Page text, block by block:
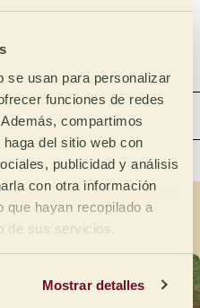
se usan para personalizar
funciones de redes
compartimos
del sitio web con
publicidad y análisis
con otra información
que hayan recopilado a
de sus servicios.
Mostrar detalles
muestra
Datos de cata
29/08/2025
de muestra
- entre 600 y 800 micras